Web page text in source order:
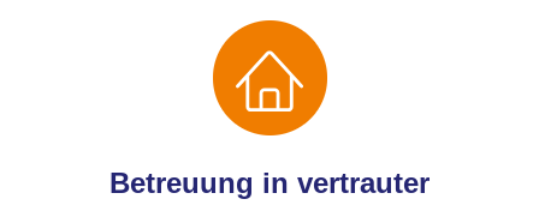
Betreuung in vertrauter